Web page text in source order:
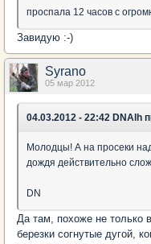
проспала 12 часов с
Завидую :-)
Syrano
05 мар 2012
04.03.2012 - 22:42 DNAlh
Молодцы! А на просеки
дождя действительно
DN
Да там, похоже не только
березки согнутые дугой,